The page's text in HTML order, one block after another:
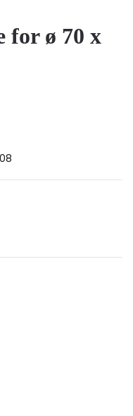
for ø 70 x